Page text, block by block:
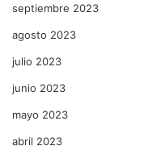
septiembre 2023
agosto 2023
julio 2023
junio 2023
mayo 2023
abril 2023